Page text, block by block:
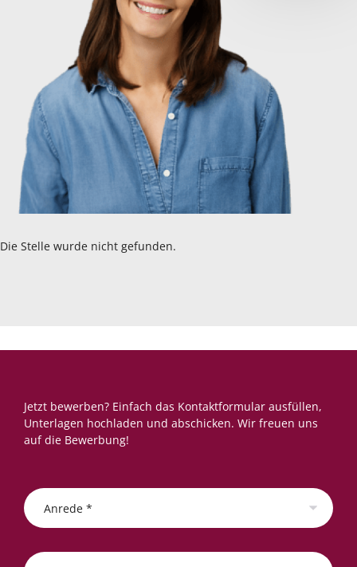
Jetzt bewerben? Einfach das Kontaktformular ausfüllen,
Unterlagen hochladen und abschicken. Wir freuen uns
auf die Bewerbung!
Anrede *
Die Stelle wurde nicht gefunden.